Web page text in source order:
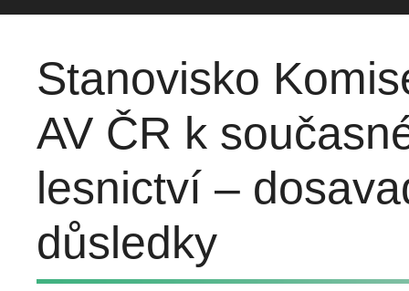
Stanovisko
AV ČR k
lesnictví –
důsledky